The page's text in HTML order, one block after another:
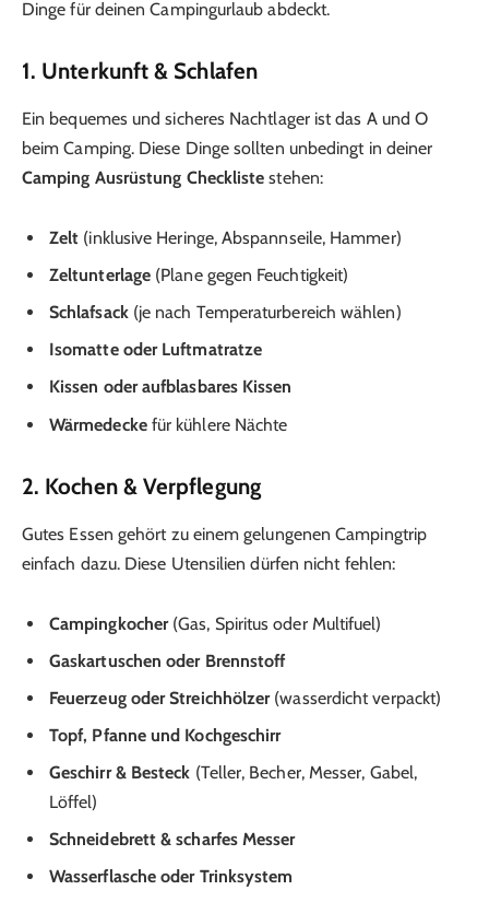
Dinge für deinen Campingurlaub abdeckt.
1. Unterkunft & Schlafen
Ein bequemes und sicheres Nachtlager ist das A und O
beim Camping. Diese Dinge sollten unbedingt in deiner
Camping Ausrüstung Checkliste stehen:
Zelt (inklusive Heringe, Abspannseile, Hammer)
Zeltunterlage (Plane gegen Feuchtigkeit)
Schlafsack(je nach Temperaturbereich wählen)
Isomatte oder Luftmatratze
Kissen oder aufblasbares Kissen
Wärmedeckefür kühlere Nächte
2. Kochen & Verpflegung
Gutes Essen gehört zu einem gelungenen Campingtrip
einfach dazu. Diese Utensilien dürfen nicht fehlen:
Campingkocher(Gas, Spiritus oder Multifuel)
Gaskartuschen oder Brennstoff
Feuerzeug oder Streichhölzer(wasserdicht verpackt)
Topf, Pfanne und Kochgeschirr
Geschirr & Besteck (Teller, Becher, Messer, Gabel,
Löffel)
Schneidebrett & scharfes Messer
Wasserflasche oder Trinksystem